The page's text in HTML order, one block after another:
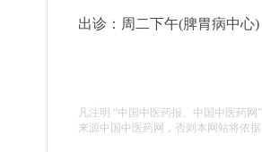
出诊：周二下午(脾胃病中心
凡注明 “中国中医药报、中国中医药
来源中国中医药网，否则本网站将依